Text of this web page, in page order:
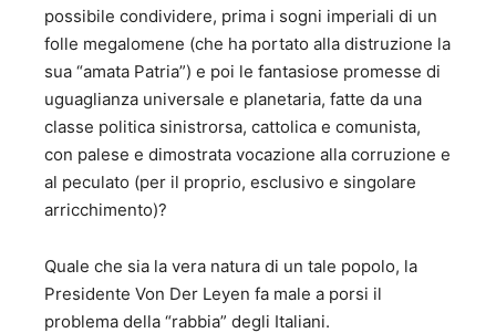
possibile condividere, prima i sogni imperiali di un
folle megalomene (che ha portato alla distruzione la
sua “amata Patria”) e poi le fantasiose promesse di
uguaglianza universale e planetaria, fatte da una
classe politica sinistrorsa, cattolica e comunista,
con palese e dimostrata vocazione alla corruzione e
al peculato (per il proprio, esclusivo e singolare
arricchimento)?
Quale che sia la vera natura di un tale popolo, la
Presidente Von Der Leyen fa male a porsi il
problema della “rabbia” degli Italiani.